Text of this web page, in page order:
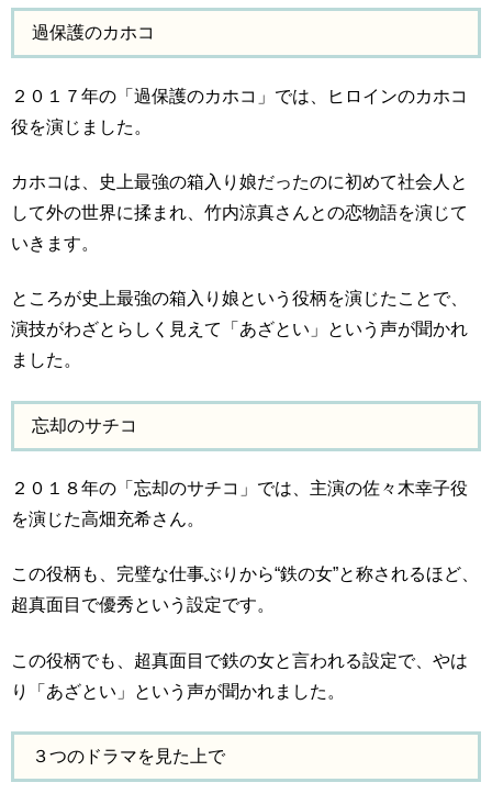
過保護のカホコ
２０１７年の「過保護のカホコ」では、ヒロインのカホコ
役を演じました。
カホコは、史上最強の箱入り娘だったのに初めて社会人と
して外の世界に揉まれ、竹内涼真さんとの恋物語を演じて
いきます。
ところが史上最強の箱入り娘という役柄を演じたことで、
演技がわざとらしく見えて「あざとい」という声が聞かれ
ました。
忘却のサチコ
２０１８年の「忘却のサチコ」では、主演の佐々木幸子役
を演じた高畑充希さん。
この役柄も、完璧な仕事ぶりから“鉄の女”と称されるほど、
超真面目で優秀という設定です。
この役柄でも、超真面目で鉄の女と言われる設定で、やは
り「あざとい」という声が聞かれました。
３つのドラマを見た上で